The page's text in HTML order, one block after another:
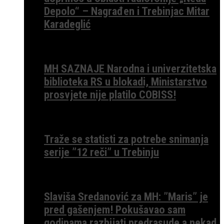
Depolo“ – Nagrađen i Trebinjac Mitar
Karadeglić
MH SAZNAJE Narodna i univerzitetska
biblioteka RS u blokadi, Ministarstvo
prosvjete nije platilo COBISS!
Traže se statisti za potrebe snimanja
serije ”12 reči” u Trebinju
Slaviša Sredanović za MH: ”Maris” je
pred gašenjem! Pokušavao sam